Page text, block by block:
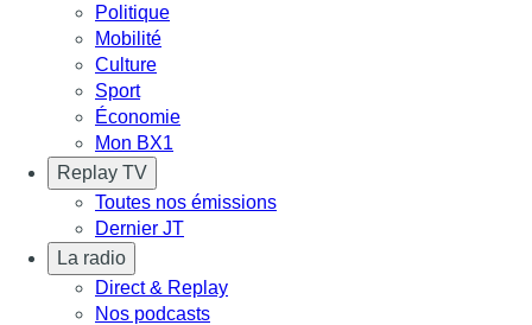
Politique
Mobilité
Culture
Sport
Économie
Mon BX1
Replay TV
Toutes nos émissions
Dernier JT
La radio
Direct & Replay
Nos podcasts